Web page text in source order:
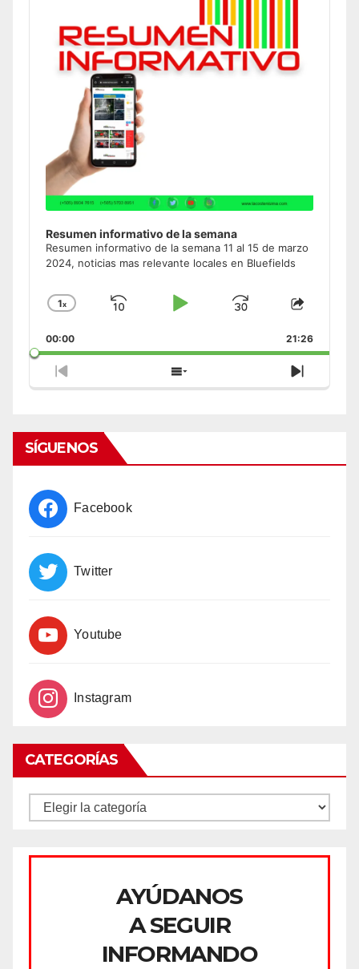
Resumen informativo de la semana
Resumen informativo de la semana 11 al 15 de marzo
2024, noticias mas relevante locales en Bluefields
Change
Rate
1x
Skip
Play
Jump
Forward
Share
Episode
00:00 21:26
Previous
Episode
Show
Episodes
Next
Episode
SÍGUENOS
Facebook
Twitter
Youtube
Instagram
CATEGORÍAS
CATEGORÍAS
AYÚDANOS
A SEGUIR
INFORMANDO